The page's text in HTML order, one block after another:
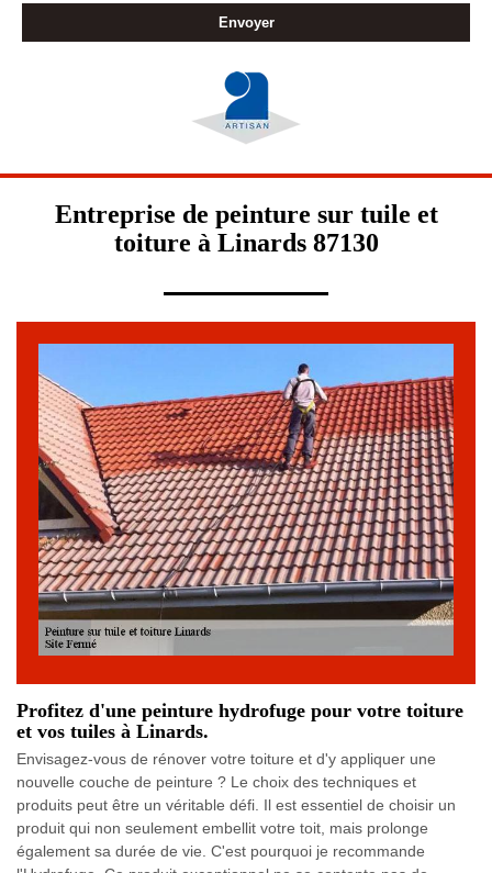
Entreprise de peinture sur tuile et
toiture à Linards 87130
Profitez d'une peinture hydrofuge pour votre toiture
et vos tuiles à Linards.
Envisagez-vous de rénover votre toiture et d'y appliquer une
nouvelle couche de peinture ? Le choix des techniques et
produits peut être un véritable défi. Il est essentiel de choisir un
produit qui non seulement embellit votre toit, mais prolonge
également sa durée de vie. C'est pourquoi je recommande